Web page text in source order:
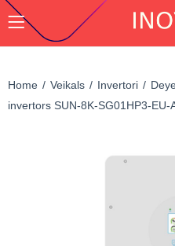
Home Veikals Invertori
invertors SUN-8K-SG01HP3-EU-